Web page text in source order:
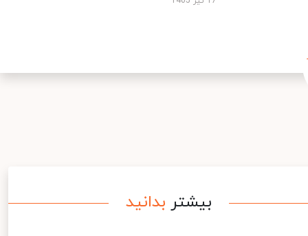
بیشتر بدانید